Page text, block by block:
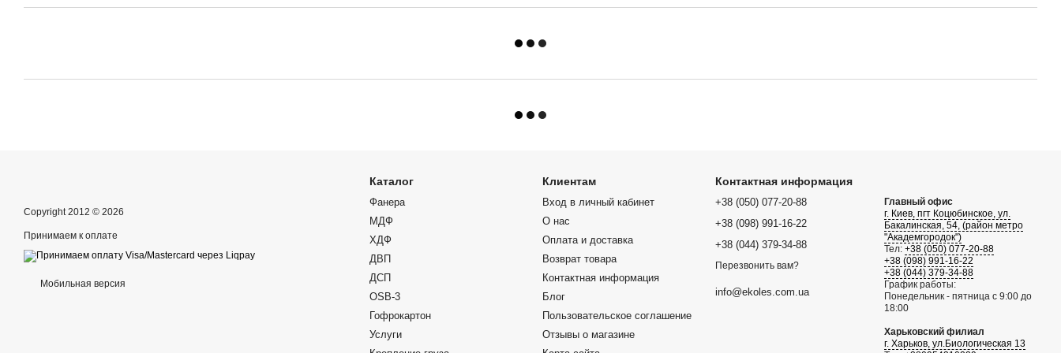
Copyright 2012 © 2026
Принимаем к оплате
Мобильная версия
Каталог
Фанера
МДФ
ХДФ
ДВП
ДСП
OSB-3
Гофрокартон
Услуги
Клиентам
Вход в личный кабинет
О нас
Оплата и доставка
Возврат товара
Контактная информация
Блог
Пользовательское соглашение
Отзывы о магазине
Контактная информация
+38 (050) 077-20-88
+38 (098) 991-16-22
+38 (044) 379-34-88
Перезвонить вам?
info@ekoles.com.ua
Главный офис
г. Киев, пгт Коцюбинское, ул.
Бакалинская, 54, (район метро
"Академгородок")
Тел: +38 (050) 077-20-88
+38 (098) 991-16-22
+38 (044) 379-34-88
График работы:
Понедельник - пятница с 9:00 до
18:00
Харьковский филиал
г. Харьков, ул.Биологическая 13